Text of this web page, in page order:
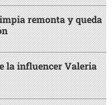
remonta y queda
la influencer Valeria